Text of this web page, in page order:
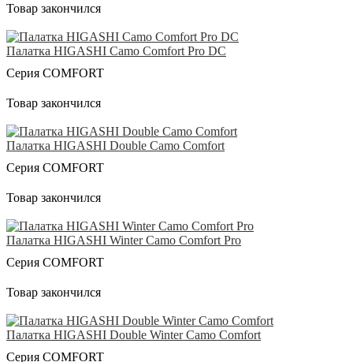
Товар закончился
Палатка HIGASHI Camo Comfort Pro DC
Серия COMFORT
Товар закончился
Палатка HIGASHI Double Camo Comfort
Серия COMFORT
Товар закончился
Палатка HIGASHI Winter Camo Comfort Pro
Серия COMFORT
Товар закончился
Палатка HIGASHI Double Winter Camo Comfort
Серия COMFORT